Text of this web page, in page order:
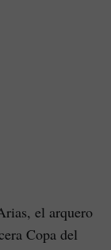
el arquero
Copa del